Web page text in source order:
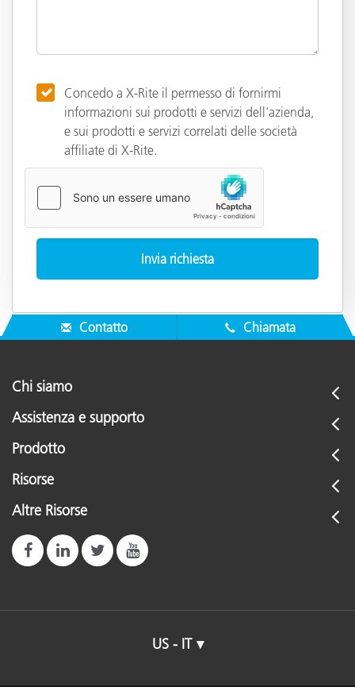
Concedo a X-Rite il permesso di fornirmi
informazioni sui prodotti e servizi dell'azienda,
e sui prodotti e servizi correlati delle società
affiliate di X-Rite.
Contatto Chiamata
Chi siamo
Assistenza e supporto
Prodotto
Risorse
Altre Risorse
US - IT